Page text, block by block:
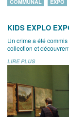
COMMUNAL EXPO
KIDS EXPLO
Un crime a été
collection et
LIRE PLUS